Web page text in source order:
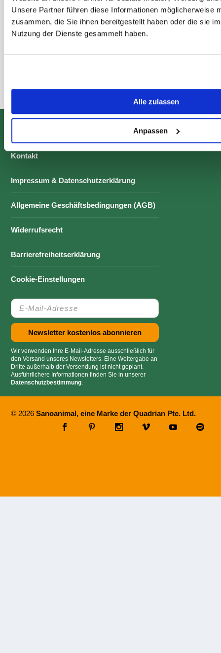
Unsere Partner führen diese Informationen möglicherweise
zusammen, die Sie ihnen bereitgestellt haben oder die sie
Nutzung der Dienste gesammelt haben.
Alle zulassen
Anpassen
Stereotypien,
Koliken und
Atemwegsproblem
Kontakt
Impressum & Datenschutzerklärung
Allgemeine Geschäftsbedingungen (AGB)
Widerrufsrecht
Barrierefreiheitserklärung
Cookie-Einstellungen
Wir verwenden Ihre E-Mail-Adresse ausschließlich für
den Versand unseres Newsletters. Eine Weitergabe an
Dritte außerhalb der Versendung ist nicht geplant.
Ausführlichere Informationen finden Sie in unserer
Datenschutzbestimmung
© 2026Sanoanimal, eine Marke der Quadrian Pte. Ltd.